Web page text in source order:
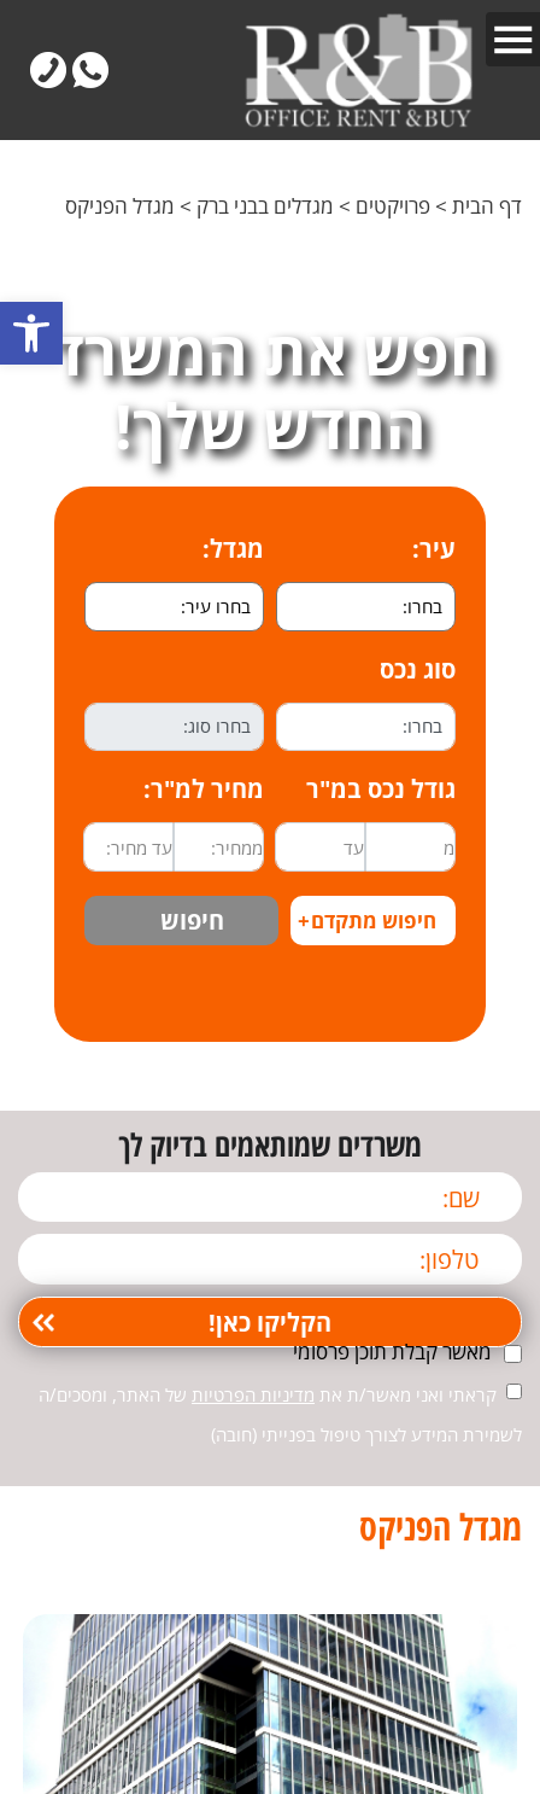
דף הבית > פרויקטים > מגדלים בבני ברק > מגדל הפניקס
חפש את המשרד
החדש שלך!
עיר: מגדל:
סוג נכס
גודל נכס במ"ר מחיר למ"ר:
חיפוש מתקדם+ חיפוש
משרדים שמותאמים בדיוק לך
מאשר קבלת תוכן פרסומי
קראתי ואני מאשר/ת את מדיניות הפרטיות של האתר, ומסכים/ה
לשמירת המידע לצורך טיפול בפנייתי (חובה)
מגדל הפניקס